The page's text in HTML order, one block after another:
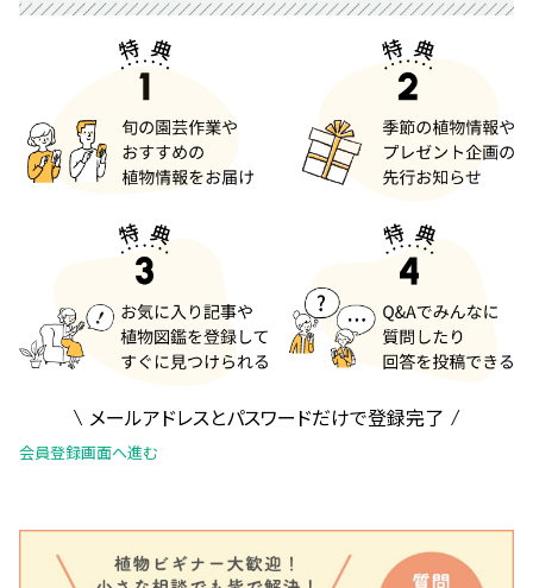
メールアドレスとパスワードだけで登録完了
会員登録画面へ進む